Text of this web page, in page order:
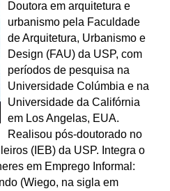
Doutora em arquitetura e
urbanismo pela Faculdade
de Arquitetura, Urbanismo e
Design (FAU) da USP, com
períodos de pesquisa na
Universidade Colúmbia e na
Universidade da Califórnia
em Los Angelas, EUA.
Realisou pós-doutorado no
(IEB) da USP. Integra o
em Emprego Informal:
(Wiego, na sigla em